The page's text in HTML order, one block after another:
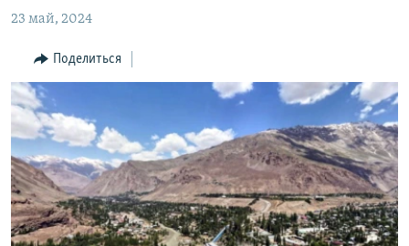
главной
Вернутся
поиску
НАСТОЯЩЕЕ ВРЕМЯ
МИГРАНТ МЕДИА
23 май, 2024
Поделиться